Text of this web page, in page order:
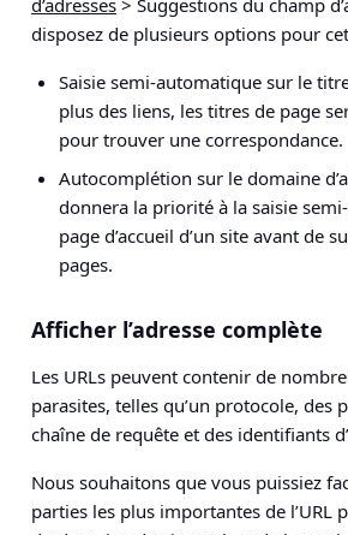
d’adresses > Suggestions du champ
disposez de plusieurs options pour
Saisie semi-automatique sur le
plus des liens, les titres de page
pour trouver une correspondance.
Autocomplétion sur le domaine
donnera la priorité à la saisie
page d’accueil d’un site avant de
pages.
Afficher l’adresse complète
Les URLs peuvent contenir de
parasites, telles qu’un protocole, des
chaîne de requête et des identifiants
Nous souhaitons que vous puissiez
parties les plus importantes de l’URL